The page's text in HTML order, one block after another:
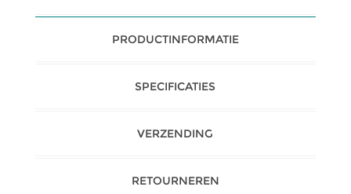
PRODUCTINFORMATIE
SPECIFICATIES
VERZENDING
RETOURNEREN